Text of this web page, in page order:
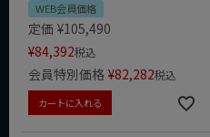
WEB会員価格
定価 ¥105,490
¥84,392税込
会員特別価格 ¥82,282税込
カートに入れる